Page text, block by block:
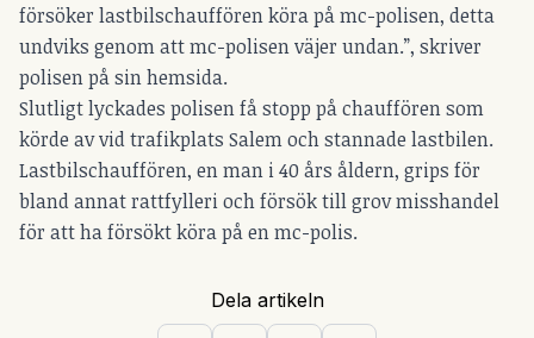
försöker lastbilschauffören köra på mc-polisen, detta
undviks genom att mc-polisen väjer undan.”, skriver
polisen på sin hemsida.
Slutligt lyckades polisen få stopp på chauffören som
körde av vid trafikplats Salem och stannade lastbilen.
Lastbilschauffören, en man i 40 års åldern, grips för
bland annat rattfylleri och försök till grov misshandel
för att ha försökt köra på en mc-polis.
Dela artikeln